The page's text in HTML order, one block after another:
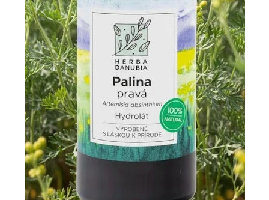
Palina pravá hydrolát Herba Danubia